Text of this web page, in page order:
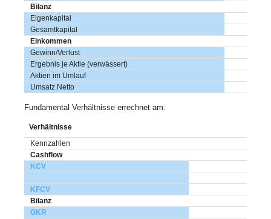
Bilanz
Eigenkapital
Gesamtkapital
Einkommen
Gewinn/Verlust
Ergebnis je Aktie (verwässert)
Aktien im Umlauf
Umsatz Netto
Fundamental Verhältnisse errechnet am:
Verhältnisse
Kennzahlen
Cashflow
KCV
KFCV
Bilanz
GKR